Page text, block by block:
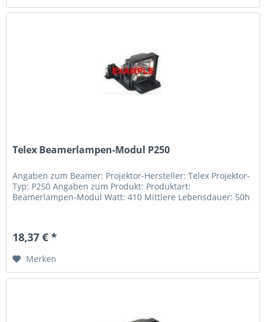
Telex Beamerlampen-Modul P250
Angaben zum Beamer: Projektor-Hersteller: Telex Projektor-
Typ: P250 Angaben zum Produkt: Produktart:
Beamerlampen-Modul Watt: 410 Mittlere Lebensdauer: 50h
18,37 € *
Merken